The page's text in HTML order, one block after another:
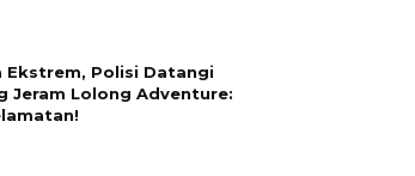
Ekstrem, Polisi Datangi
Jeram Lolong Adventure: